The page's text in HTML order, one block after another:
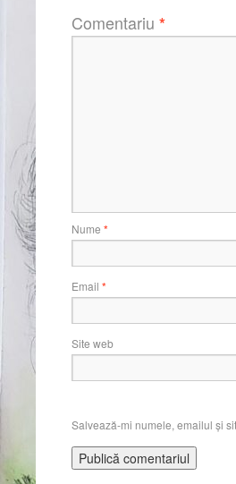
Comentariu *
Nume *
Email *
Site web
Salvează-mi numele, emailul și